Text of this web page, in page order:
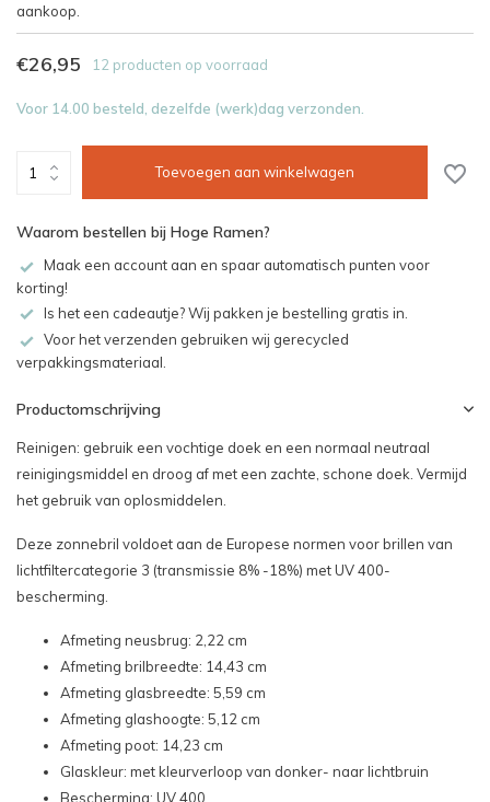
aankoop.
€26,95 12 producten op voorraad
Voor 14.00 besteld, dezelfde (werk)dag verzonden.
Toevoegen aan winkelwagen
Waarom bestellen bij Hoge Ramen?
Maak een account aan en spaar automatisch punten voor
korting!
Is het een cadeautje? Wij pakken je bestelling gratis in.
Voor het verzenden gebruiken wij gerecycled
verpakkingsmateriaal.
Productomschrijving
Reinigen: gebruik een vochtige doek en een normaal neutraal
reinigingsmiddel en droog af met een zachte, schone doek. Vermijd
het gebruik van oplosmiddelen.
Deze zonnebril voldoet aan de Europese normen voor brillen van
lichtfiltercategorie 3 (transmissie 8% -18%) met UV 400-
bescherming.
Afmeting neusbrug: 2,22 cm
Afmeting brilbreedte: 14,43 cm
Afmeting glasbreedte: 5,59 cm
Afmeting glashoogte: 5,12 cm
Afmeting poot: 14,23 cm
Glaskleur: met kleurverloop van donker- naar lichtbruin
Bescherming: UV 400